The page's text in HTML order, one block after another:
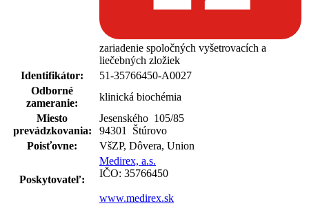
zariadenie spoločných vyšetrovacích a
liečebných zložiek
Identifikátor:
51-35766450-A0027
Odborné
zameranie:
klinická biochémia
Miesto
prevádzkovania:
Jesenského 105/85
94301 Štúrovo
Poisťovne:
VšZP, Dôvera, Union
Poskytovateľ:
Medirex, a.s.
IČO: 35766450
www.medirex.sk